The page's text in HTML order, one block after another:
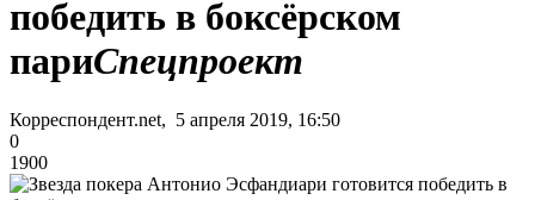
победить в боксёрском
париСпецпроект
Корреспондент.net, 5 апреля 2019, 16:50
0
1900